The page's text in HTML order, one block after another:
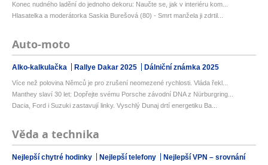
Konec nudného ladění do jednoho dekoru: Naučte se, jak v interiéru kom...
Hlasatelka a moderátorka Saskia Burešová (80) - Smrt manžela ji zdrtil...
Auto-moto
Alko-kalkulačka Rallye Dakar 2025 Dálniční známka 2025
Více než polovina Němců je pro zrušení neomezené rychlosti. Vláda řekl...
Manthey slaví 30 let: Dopřejte svému Porsche závodní DNA z Nürburgring...
Dacia, Ford i Suzuki zastavují linky. Vyschlý Dunaj drtí energetiku Ba...
Věda a technika
Nejlepší chytré hodinky Nejlepší telefony Nejlepší VPN – srovnání